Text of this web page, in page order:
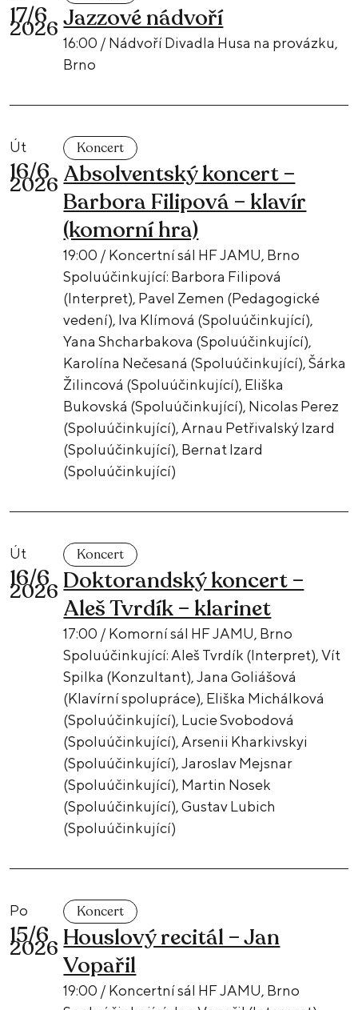
17/6
2026 Jazzové nádvoří
16:00 / Nádvoří Divadla Husa na provázku,
Brno
Út
16/6
2026 Absolventský koncert –
Barbora Filipová – klavír
(komorní hra)
19:00 / Koncertní sál HF JAMU, Brno
Spoluúčinkující: Barbora Filipová
(Interpret), Pavel Zemen (Pedagogické
vedení), Iva Klímová (Spoluúčinkující),
Yana Shcharbakova (Spoluúčinkující),
Karolína Nečesaná (Spoluúčinkující), Šárka
Žilincová (Spoluúčinkující), Eliška
Bukovská (Spoluúčinkující), Nicolas Perez
(Spoluúčinkující), Arnau Petřivalský Izard
(Spoluúčinkující), Bernat Izard
(Spoluúčinkující)
Koncert
Út
16/6
2026 Doktorandský koncert –
Aleš Tvrdík – klarinet
17:00 / Komorní sál HF JAMU, Brno
Spoluúčinkující: Aleš Tvrdík (Interpret), Vít
Spilka (Konzultant), Jana Goliášová
(Klavírní spolupráce), Eliška Michálková
(Spoluúčinkující), Lucie Svobodová
(Spoluúčinkující), Arsenii Kharkivskyi
(Spoluúčinkující), Jaroslav Mejsnar
(Spoluúčinkující), Martin Nosek
(Spoluúčinkující), Gustav Lubich
(Spoluúčinkující)
Koncert
Po
15/6
2026 Houslový recitál – Jan
Vopařil
19:00 / Koncertní sál HF JAMU, Brno
Koncert